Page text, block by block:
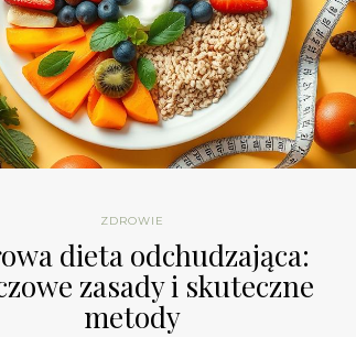
ZDROWIE
dieta odchudzająca:
zasady i skuteczne
metody